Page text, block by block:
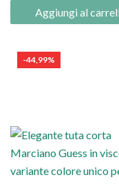
Aggiungi al
-44,99%